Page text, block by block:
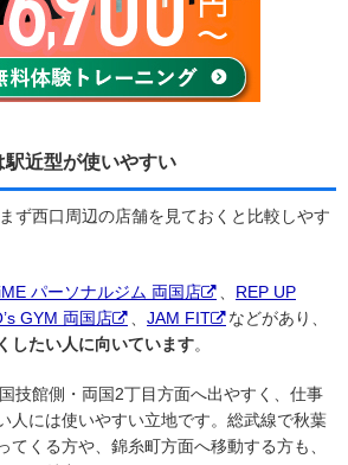
近型が使いやすい
ず西口周辺の店舗を見ておくと比較しやす
パーソナルジム 両国店
REP UP
GYM 両国店 JAM FIT
などがあり、
したい人に向いています。
技館側・両国2丁目方面へ出やすく、仕事
人には使いやすい立地です。総武線で秋葉
てくる方や、錦糸町方面へ移動する方も、